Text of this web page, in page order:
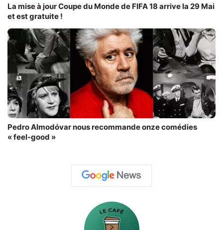
La mise à jour Coupe du Monde de FIFA 18 arrive la 29 Mai
et est gratuite !
Pedro Almodóvar nous recommande onze comédies
« feel-good »